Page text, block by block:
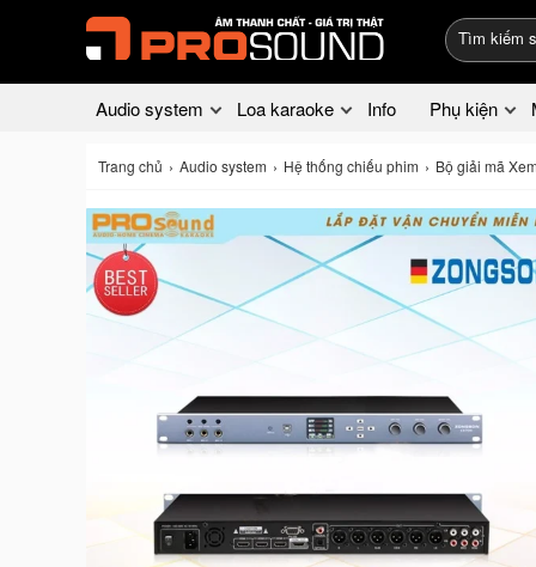
Audio system Loa karaoke Info Phụ kiện
Trang chủ Audio system Hệ thống chiếu phim Bộ giải mã